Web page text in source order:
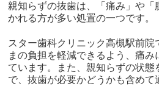
親知らずの抜歯は、「痛み」や
かれる方が多い処置の一つです。
スター歯科クリニック高槻駅前院
まの負担を軽減できるよう、痛
ています。また、親知らずの状態
で、抜歯が必要かどうかも含めて